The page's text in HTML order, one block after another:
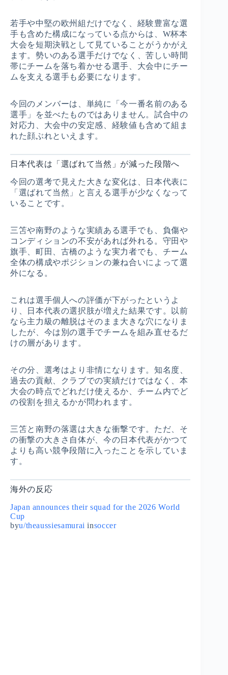
若手や中堅の欧州組だけでなく、経験豊富な選
手も含めた構成になっている点からは、W杯本
大会を短期決戦として見ていることがうかがえ
ます。勢いのある選手だけでなく、苦しい時間
帯にチームを落ち着かせる選手、大会中にチー
ムを支える選手も必要になります。
今回のメンバーは、単純に「今一番名前のある
選手」を並べたものではありません。試合中の
対応力、大会中の安定感、経験値も含めて組ま
れた顔ぶれといえます。
日本代表は「選ばれて当然」が減った段階へ
今回の選考で見えた大きな変化は、日本代表に
「選ばれて当然」と言える選手が少なくなって
いることです。
三笘や南野のような実績ある選手でも、負傷や
コンディションの不安があれば外れる。守田や
旗手、町田、古橋のような実力者でも、チーム
全体の構成やポジションの兼ね合いによって選
外になる。
これは選手個人への評価が下がったというよ
り、日本代表の選択肢が増えた結果です。以前
なら主力級の離脱はそのまま大きな穴になりま
したが、今は別の選手でチームを組み直せるだ
けの層があります。
その分、選考はより非情になります。知名度、
過去の貢献、クラブでの実績だけではなく、本
大会の時点でどれだけ使えるか、チーム内でど
の役割を担えるかが問われます。
三笘と南野の落選は大きな衝撃です。ただ、そ
の衝撃の大きさ自体が、今の日本代表がかつて
よりも高い競争段階に入ったことを示していま
す。
海外の反応
Japan announces their squad for the 2026 World
Cup
byu/theaussiesamurai insoccer